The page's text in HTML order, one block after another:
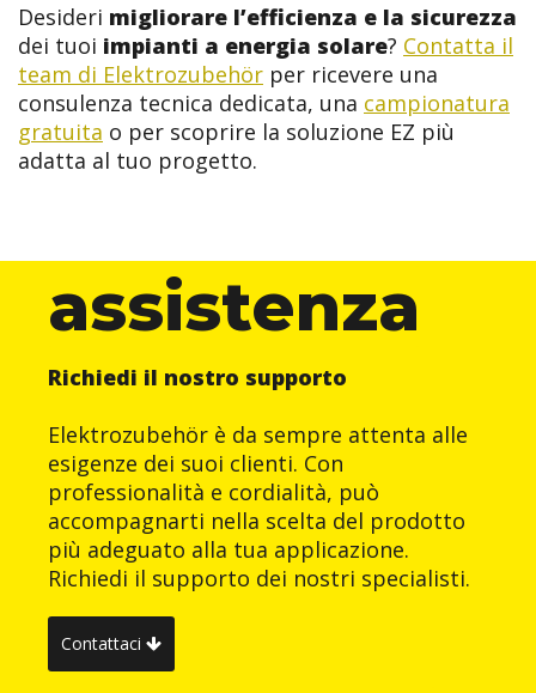
Desideri migliorare l’efficienza e la sicurezza
dei tuoi impianti a energia solare? Contatta il
team di Elektrozubehör per ricevere una
consulenza tecnica dedicata, una campionatura
gratuita o per scoprire la soluzione EZ più
adatta al tuo progetto.
assistenza
Richiedi il nostro supporto
Elektrozubehör è da sempre attenta alle
esigenze dei suoi clienti. Con
professionalità e cordialità, può
accompagnarti nella scelta del prodotto
più adeguato alla tua applicazione.
Richiedi il supporto dei nostri specialisti.
Contattaci